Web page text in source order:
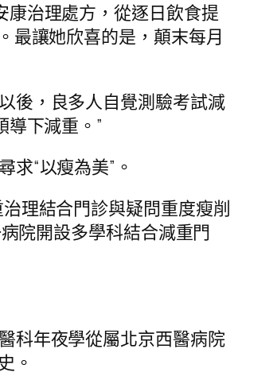
康治理處方，從逐日飲食提
最讓她欣喜的是，顛末每月
後，良多人自覺測驗考試減
下減重。”
“以瘦為美”。
理結合門診與疑問重度瘦削
院開設多學科結合減重門
科年夜學從屬北京西醫病院
。